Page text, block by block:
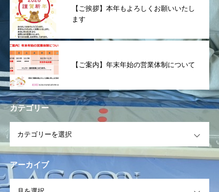
【ご挨拶】本年もよろしくお願いいたし
ます
【ご案内】年末年始の営業体制について
カテゴリー
アーカイブ